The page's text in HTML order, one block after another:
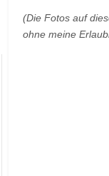
(Die Fotos auf
ohne meine